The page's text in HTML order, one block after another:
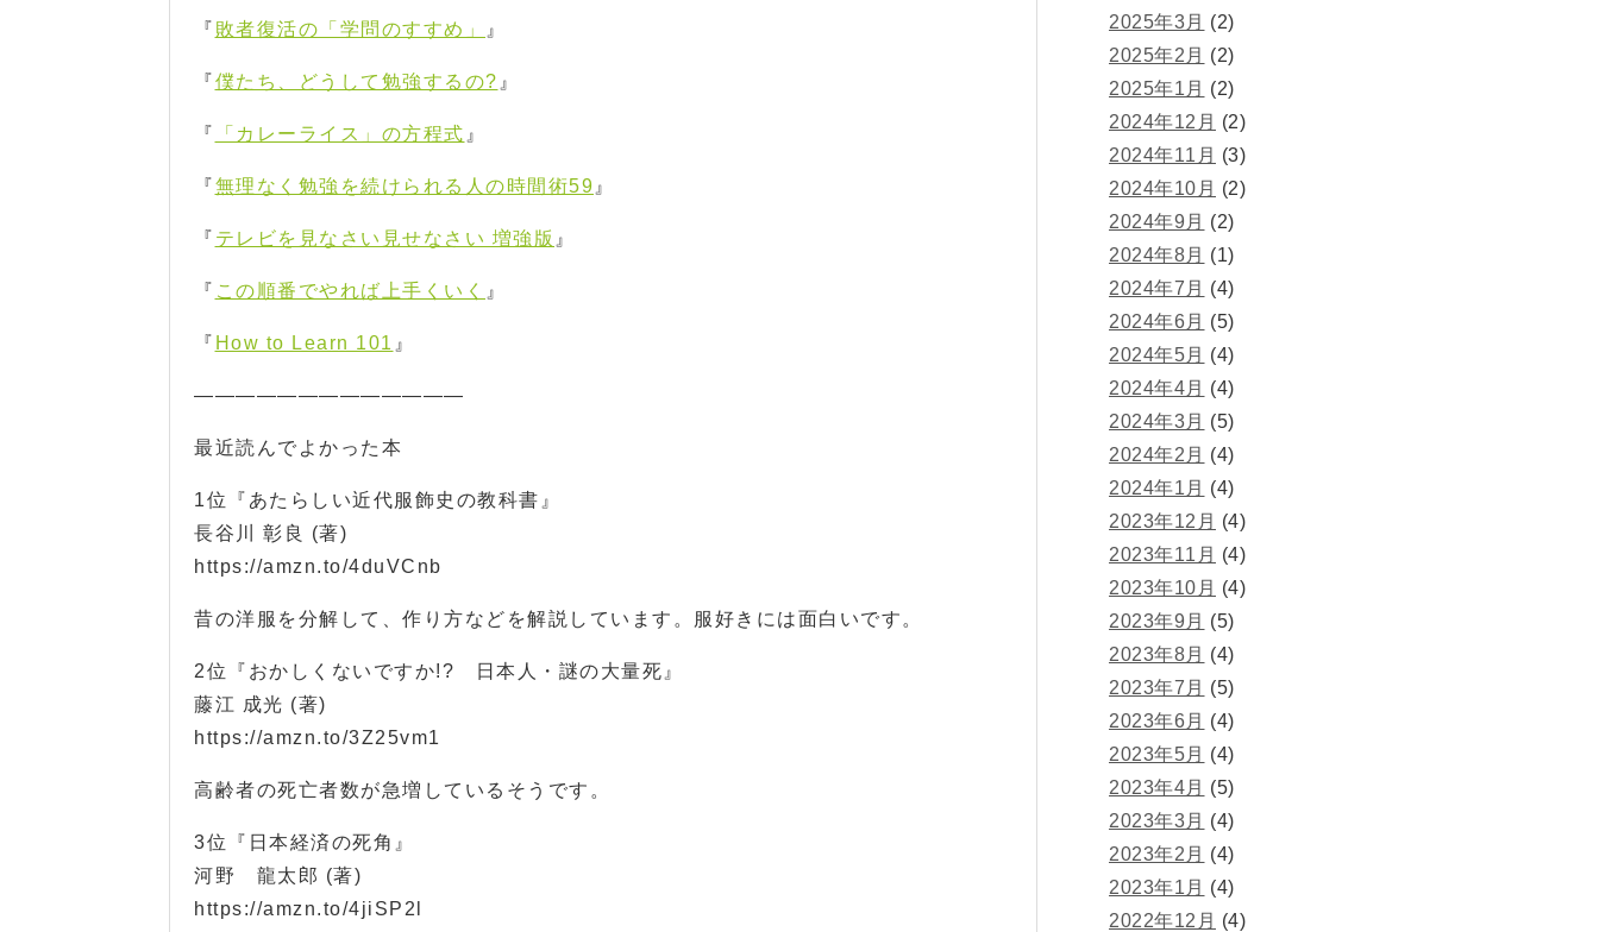
『 敗者復活の「学問のすすめ」 』
『僕たち、どうして勉強するの? 』
『 「カレーライス」の方程式 』
『無理なく勉強を続けられる人の時間術59 』
『 テレビを見なさい見せなさい 増強版 』
『 この順番でやれば上手くいく 』
『 How to Learn 101 』
—————————————
最近読んでよかった本
1位『あたらしい近代服飾史の教科書』
長谷川 彰良 (著)
https://amzn.to/4duVCnb
昔の洋服を分解して、作り方などを解説しています。服好きには面白いです。
2位『おかしくないですか!? 日本人・謎の大量死』
藤江 成光 (著)
https://amzn.to/3Z25vm1
高齢者の死亡者数が急増しているそうです。
3位『日本経済の死角』
河野 龍太郎 (著)
https://amzn.to/4jiSP2l
2025年3月 (2)
2025年2月 (2)
2025年1月 (2)
2024年12月 (2)
2024年11月 (3)
2024年10月 (2)
2024年9月 (2)
2024年8月 (1)
2024年7月 (4)
2024年6月 (5)
2024年5月 (4)
2024年4月 (4)
2024年3月 (5)
2024年2月 (4)
2024年1月 (4)
2023年12月 (4)
2023年11月 (4)
2023年10月 (4)
2023年9月 (5)
2023年8月 (4)
2023年7月 (5)
2023年6月 (4)
2023年5月 (4)
2023年4月 (5)
2023年3月 (4)
2023年2月 (4)
2023年1月 (4)
2022年12月 (4)